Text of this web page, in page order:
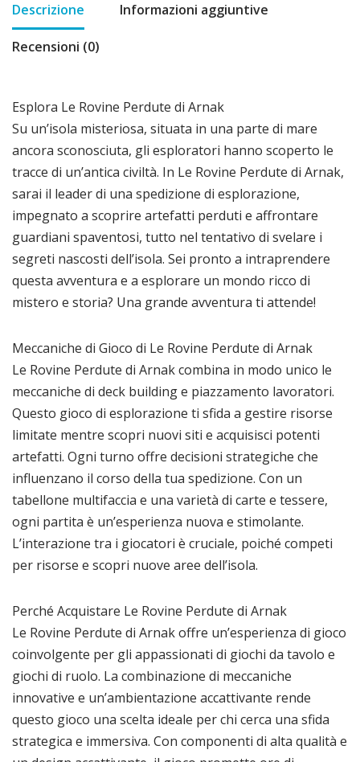
Descrizione Informazioni aggiuntive
Recensioni (0)
Esplora Le Rovine Perdute di Arnak
Su un’isola misteriosa, situata in una parte di mare
ancora sconosciuta, gli esploratori hanno scoperto le
tracce di un’antica civiltà. In Le Rovine Perdute di Arnak,
sarai il leader di una spedizione di esplorazione,
impegnato a scoprire artefatti perduti e affrontare
guardiani spaventosi, tutto nel tentativo di svelare i
segreti nascosti dell’isola. Sei pronto a intraprendere
questa avventura e a esplorare un mondo ricco di
mistero e storia? Una grande avventura ti attende!
Meccaniche di Gioco di Le Rovine Perdute di Arnak
Le Rovine Perdute di Arnak combina in modo unico le
meccaniche di deck building e piazzamento lavoratori.
Questo gioco di esplorazione ti sfida a gestire risorse
limitate mentre scopri nuovi siti e acquisisci potenti
artefatti. Ogni turno offre decisioni strategiche che
influenzano il corso della tua spedizione. Con un
tabellone multifaccia e una varietà di carte e tessere,
ogni partita è un’esperienza nuova e stimolante.
L’interazione tra i giocatori è cruciale, poiché competi
per risorse e scopri nuove aree dell’isola.
Perché Acquistare Le Rovine Perdute di Arnak
Le Rovine Perdute di Arnak offre un’esperienza di gioco
coinvolgente per gli appassionati di giochi da tavolo e
giochi di ruolo. La combinazione di meccaniche
innovative e un’ambientazione accattivante rende
questo gioco una scelta ideale per chi cerca una sfida
strategica e immersiva. Con componenti di alta qualità e